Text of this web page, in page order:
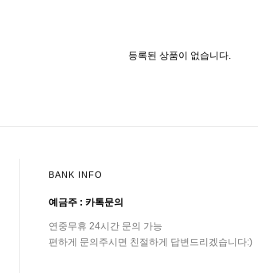
등록된 상품이 없습니다.
BANK INFO
예금주 : 카톡문의
연중무휴 24시간 문의 가능
편하게 문의주시면 친절하게 답변드리겠습니다:)